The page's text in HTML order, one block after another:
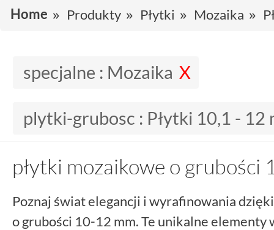
Home Produkty Płytki Mozaika
specjalne : Mozaika
plytki-grubosc : Płytki 10,1 - 12
płytki mozaikowe o grubości
Poznaj świat elegancji i wyrafinowania
o grubości 10-12 mm. Te unikalne elementy